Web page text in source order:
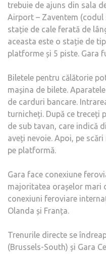
trebuie de ajuns din sala
Airport – Zaventem (codul
stație de cale ferată de
aceasta este o stație de
platforme și 5 piste. Gara
Biletele pentru călătorie
mașina de bilete.
de carduri bancare.
turnicheți. După ce treceți
de sub tavan, care indică
aveți nevoie. Apoi, pe
pe platformă.
Gara face conexiune
majoritatea orașelor mari
conexiuni feroviare
Olanda și Franța.
Trenurile directe se
(Brussels-South) și Gara